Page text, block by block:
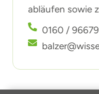
abläufen sowie
0160 /